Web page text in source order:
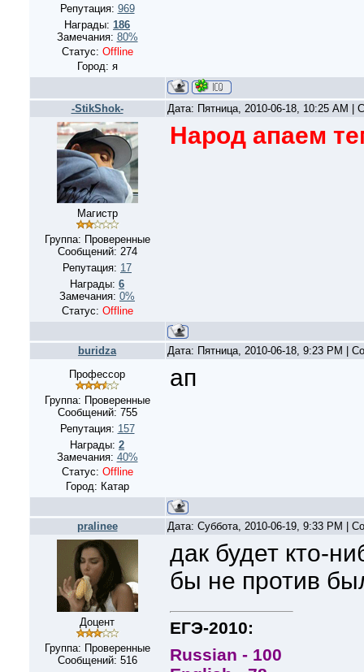
Репутация: 969
Награды: 186
Замечания: 80%
Статус: Offline
Город: я
-StikShok- Дата: Пятница, 2010-06-18, 10:25 AM |
Магистр
Группа: Проверенные
Сообщений: 274
Репутация: 17
Награды: 6
Замечания: 0%
Статус: Offline
Народ апаем
buridza
Дата: Пятница, 2010-06-18, 9:23 PM |
Профессор
Группа: Проверенные
Сообщений: 755
Репутация: 157
Награды: 2
Замечания: 40%
Статус: Offline
Город: Катар
ап
pralinee Дата: Суббота, 2010-06-19, 9:33 PM |
Доцент
Группа: Проверенные
Сообщений: 516
дак будет кто-
бы не против
ЕГЭ-2010:
Russian - 100